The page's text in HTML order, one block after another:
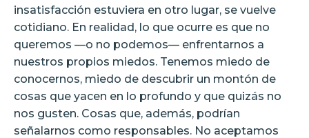
insatisfacción estuviera en otro lugar, se vuelve
cotidiano. En realidad, lo que ocurre es que no
queremos —o no podemos— enfrentarnos a
nuestros propios miedos. Tenemos miedo de
conocernos, miedo de descubrir un montón de
cosas que yacen en lo profundo y que quizás no
nos gusten. Cosas que, además, podrían
señalarnos como responsables. No aceptamos